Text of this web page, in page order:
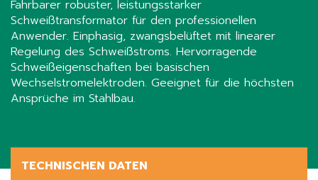
Fahrbarer robuster, leistungsstarker
Schweißtransformator für den professionellen
Anwender. Einphasig, zwangsbelüftet mit linearer
Regelung des Schweißstroms. Hervorragende
Schweißeigenschaften bei basischen
Wechselstromelektroden. Geeignet für die höchsten
Ansprüche im Stahlbau.
TECHNISCHEN DATEN